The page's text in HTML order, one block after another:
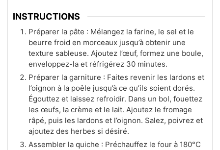
INSTRUCTIONS
Préparer la pâte : Mélangez la farine, le sel et le
beurre froid en morceaux jusqu’à obtenir une
texture sableuse. Ajoutez l’œuf, formez une boule,
enveloppez-la et réfrigérez 30 minutes.
Préparer la garniture : Faites revenir les lardons et
l’oignon à la poêle jusqu’à ce qu’ils soient dorés.
Égouttez et laissez refroidir. Dans un bol, fouettez
les œufs, la crème et le lait. Ajoutez le fromage
râpé, puis les lardons et l’oignon. Salez, poivrez et
ajoutez des herbes si désiré.
Assembler la quiche : Préchauffez le four à 180°C